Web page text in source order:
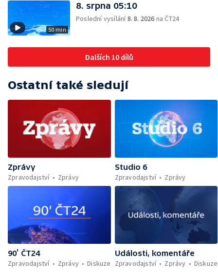
50 min
8. srpna 05:10
Poslední vysílání8. 8. 2026 na ČT24
Dalších 10 dílů
Ostatní také sledují
Zprávy
Zpravodajství
Zprávy
Studio 6
Zpravodajství
Zprávy
90’ ČT24
Zpravodajství
Zprávy Diskuze
Události, komentáře
Zpravodajství
Zprávy Diskuze